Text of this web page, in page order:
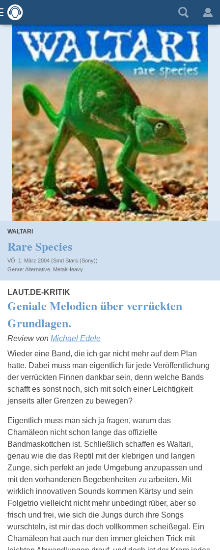
WALTARI
Rare Species
VÖ: 1. März 2004 (Smd Stars (Sony))
Alternative Metal/Heavy
LAUT.DE-KRITIK
Geniale Melodien über verrückten
Grundlagen.
Review von Michael Edele
Wieder eine Band, die ich gar nicht mehr auf dem Plan
hatte. Dabei muss man eigentlich für jede Veröffentlichung
der verrückten Finnen dankbar sein, denn welche Bands
schafft es sonst noch, sich mit solch einer Leichtigkeit
jenseits aller Grenzen zu bewegen?
Eigentlich muss man sich ja fragen, warum das
Chamäleon nicht schon lange das offizielle
Bandmaskottchen ist. Schließlich schaffen es Waltari,
genau wie die das Reptil mit der klebrigen und langen
Zunge, sich perfekt an jede Umgebung anzupassen und
mit den vorhandenen Begebenheiten zu arbeiten. Mit
wirklich innovativen Sounds kommen Kärtsy und sein
Folgetrio vielleicht nicht mehr unbedingt rüber, aber so
frisch und frei, wie sich die Jungs durch ihre Songs
wurschteln, ist mir das doch vollkommen scheißegal. Ein
Chamäleon hat auch nur den immer gleichen Trick mit